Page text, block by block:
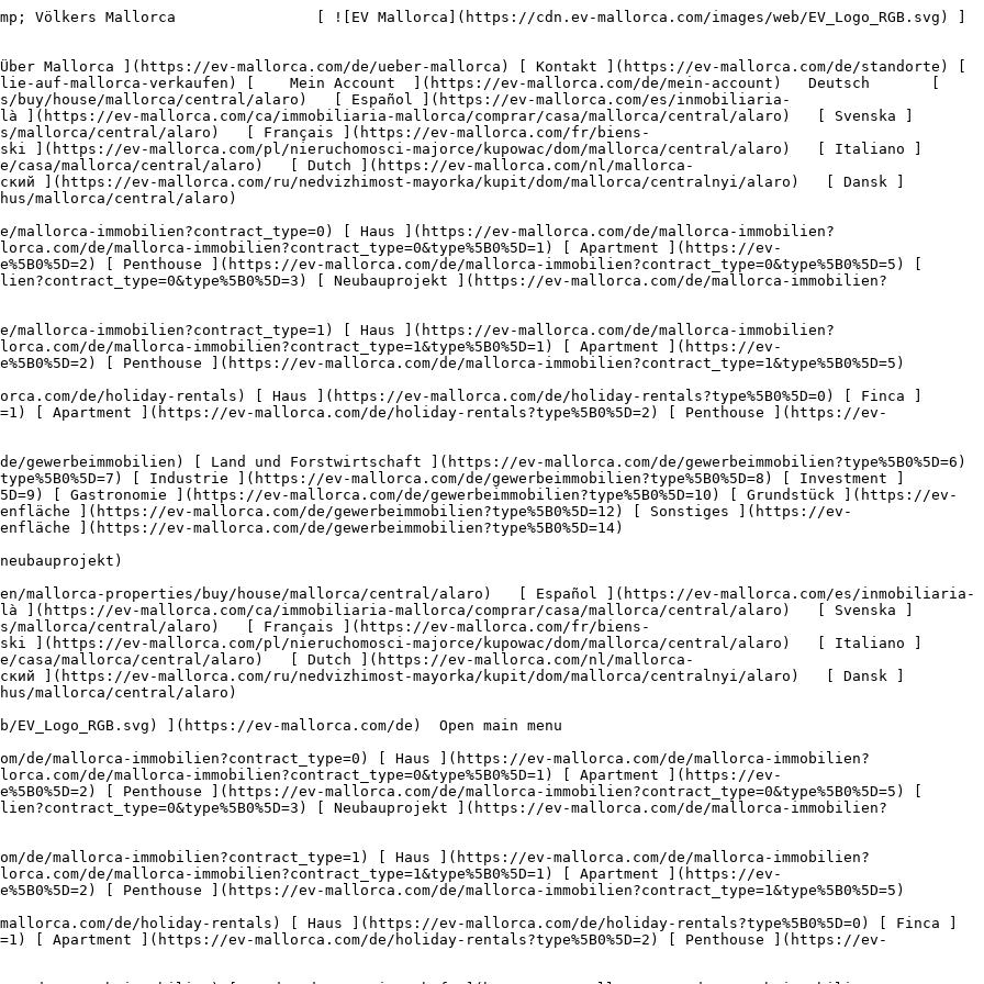
de/gewerbeimmobilien?type%5B0%5D=11) [ Ladenfläche ](https://ev-mallorca.com/de/gewerbeimmobilien?type%5B0%5D=12) [ Sonstiges ](https://ev-mallorca.com/de/gewerbeimmobilien?type%5B0%5D=13) [ Ladenfläche ](https://ev-mallorca.com/de/gewerbeimmobilien?type%5B0%5D=14) 

 [ Neubauprojekt ](https://ev-mallorca.com/de/mallorca-neubauprojekt) 

     Deutsch       [ English ](https://ev-mallorca.com/en/mallorca-properties/buy/house/mallorca/central/alaro)   [ Español ](https://ev-mallorca.com/es/inmobiliaria-mallorca/comprar/casa/mallorca/central/alaro)    [ Català ](https://ev-mallorca.com/ca/immobiliaria-mallorca/comprar/casa/mallorca/central/alaro)   [ Svenska ](https://ev-mallorca.com/sv/mallorca-fastigheter/kop/hus/mallorca/central/alaro)   [ Français ](https://ev-mallorca.com/fr/biens-majorque/acheter/maison/mallorca/central/alaro)   [ Polski ](https://ev-mallorca.com/pl/nieruchomosci-majorce/kupowac/dom/mallorca/central/alaro)   [ Italiano ](https://ev-mallorca.com/it/immobiliare-maiorca/comprare/casa/mallorca/central/alaro)   [ Dutch ](https://ev-mallorca.com/nl/mallorca-eigendommen/kopen/huis/mallorca/centraal/alaro)   [ Русский ](https://ev-mallorca.com/ru/nedvizhimost-mayorka/kupit/dom/mallorca/centralnyi/alaro)   [ Dansk ](https://ev-mallorca.com/da/mallorca-ejendom/k%C3%B8be/hus/mallorca/central/alaro)   

 [ ![EV Mallorca](https://cdn.ev-mallorca.com/images/web/EV_Logo_RGB.svg) ](https://ev-mallorca.com/de)  Open main menu    

   Kaufen     [ Alle Immobilien ](https://ev-mallorca.com/de/mallorca-immobilien?contract_type=0) [ Haus ](https://ev-mallorca.com/de/mallorca-immobilien?contract_type=0&type%5B0%5D=0) [ Finca ](https://ev-mallorca.com/de/mallorca-immobilien?contract_type=0&type%5B0%5D=1) [ Apartment ](https://ev-mallorca.com/de/mallorca-immobilien?contract_type=0&type%5B0%5D=2) [ Penthouse ](https://ev-mallorca.com/de/mallorca-immobilien?contract_type=0&type%5B0%5D=5) [ Grundstück ](https://ev-mallorca.com/de/mallorca-immobilien?contract_type=0&type%5B0%5D=3) [ Neubauprojekt ](https://ev-mallorca.com/de/mallorca-immobilien?contract_type=0&type%5B0%5D=development) 

   Mieten     [ Alle Immobilien ](https://ev-mallorca.com/de/mallorca-immobilien?contract_type=1) [ Haus ](https://ev-mallorca.com/de/mallorca-immobilien?contract_type=1&type%5B0%5D=0) [ Finca ](https://ev-mallorca.com/de/mallorca-immobilien?contract_type=1&type%5B0%5D=1) [ Apartment ](https://ev-mallorca.com/de/mallorca-immobilien?contract_type=1&type%5B0%5D=2) [ Penthouse ](https://ev-mallorca.com/de/mallorca-immobilien?contract_type=1&type%5B0%5D=5) 

   Ferienvermietung     [ Alle Immobilien ](https://ev-mallorca.com/de/holiday-rentals) [ Haus ](https://ev-mallorca.com/de/holiday-rentals?type%5B0%5D=0) [ Finca ](https://ev-mallorca.com/de/holiday-rentals?type%5B0%5D=1) [ Apartment ](https://ev-mallorca.com/de/holiday-rentals?type%5B0%5D=2) [ Penthouse ](https://ev-mallorca.com/de/holiday-rentals?type%5B0%5D=5) 

   Gewerbe     [ Alle Immobilien ](https://ev-mallorca.com/de/gewerbeimmobilien) [ Land und Forstwirtschaft ](https://ev-mallorca.com/de/gewerbeimmobilien?type%5B0%5D=6) [ Hotel ](https://ev-mallorca.com/de/gewerbeimmobilien?type%5B0%5D=7) [ Industrie ](https://ev-mallorca.com/de/gewerbeimmobilien?type%5B0%5D=8) [ Investment ](https://ev-mallorca.com/de/gewerbeimmobilien?type%5B0%5D=9) [ Gastronomie ](https://ev-mallorca.com/de/gewerbeimmobilien?type%5B0%5D=10) [ Grundstück ](https://ev-mallorca.com/de/gewerbeimmobilien?type%5B0%5D=11) [ Ladenfläche ](https://ev-mallorca.com/de/gewerbeimmobilien?type%5B0%5D=12) [ Sonstiges ](https://ev-mallorca.com/de/gewerbeimmobilien?type%5B0%5D=13) [ Ladenfläche ](https://ev-mallorca.com/de/gewerbeimmobilien?type%5B0%5D=14) 

 [ Neubauprojekt ](https://ev-mallorca.com/de/mallorca-neubauprojekt) 

 [ Über uns ](https://ev-mallorca.com/de/ueber-uns) 

 [ Über Mallorca ](https://ev-mallorca.com/de/ueber-mallorca) 

 [ Immobilie verkaufen ](https://ev-mallorca.com/de/immobilie-auf-mallorca-verkaufen) 

 [ Kontakt ](https://ev-mallorca.com/de/standorte) 

   [ Mein Account ](https://ev-mallorca.com/de/mein-account) 

 [   Call Us on +34 971 01 63 55   ](tel:+34971016355) 

  1. [ Immobilien Mallorca ](https://ev-mallorca.com/de/mallorca-immobilien/kauf/alle/mallorca)
2. / [ Häuser auf Mallorca ](https://ev-mallorca.com/de/mallorca-immobilien/kauf/haus/mallorca)
 3. / [ Häuser auf Mallorca Inselmitte ](https://ev-mallorca.com/de/mallorca-immobilien/kauf/haus/mallorca/inselmitte)
  4. / [ Häuser auf Alaró ](https://ev-mallorca.com/de/mallorca-immobilien/kauf/haus/mallorca/inselmitte/alaro)

  Häuser kaufen in Alaró - Mallorca Inselmitte (17) 
===================================================

 Gerne präsentieren wir Ihnen eine erlesene Auswahl an Häuser zum Kauf aus Alaró - Mallorca Inselmitte. Klicken Sie bitte auf "Mehr Ergebnisse", um unser gesamtes Portfolio zu sehen.

    [  Neu 

        ![Ruhig gelegenes Stadthaus mit Pool und Parkplatz in Alaró](https://cdn.ev-mallorca.com/images/properties/a24dd7dc-5d60-4c2d-8211-89e4858ef682/2c413ed1-b91c-4c4e-bb24-1423a30e53e8.jpg?width=796&height=500&crop=true&crop_gravity=northwest&format=webp&quality=80)    

 Ruhig gelegenes Stadthaus mit Pool und Parkplatz in Alaró

 Spanien, Mallorca, Inselmitte, Alaró

   ![Schlafzimmer](https://cdn.ev-mallorca.com/images/web/bedroomIcon.svg)  4  

   ![Badezimmer](https://cdn.ev-mallorca.com/images/web/bathroomIcon.svg)  4  

   ![Gesamtfläche](https://cdn.ev-mallorca.com/images/web/livingSpaceIcon.svg)  182 ㎡  

   ![Grundstück](https://cdn.ev-mallorca.com/images/web/propertyAreaIcon.svg)  224 ㎡  

Preis

 1.295.000 EUR

 ](https://ev-mallorca.com/de/mallorca-immobilie/ruhig-gelegenes-stadthaus-mit-pool-und-parkplatz-in-alaro-W-047YF9)  [         ![Ein legendäres Refugium aus dem 16. Jahrhundert – meisterhaft restauriert von Antonio Obrador](https://cdn.ev-mallorca.com/images/properties/18cba81f-5c8c-4f09-8cda-c18e00ad93f6/60751659-5739-4002-895e-74db07c96c10.jpg?width=796&height=500&crop=true&crop_gravity=northwest&format=webp&quality=80)    

 Ein legendäres Refugium aus dem 16. Jahrhundert – meisterhaft restauriert von Antonio Obrador

 Spanien, Mallorca, Inselmitte, Alaró

   ![Schlafzimmer](https://cdn.ev-mallorca.com/images/web/bedroomIcon.svg)  8  

   ![Badezimmer](https://cdn.ev-mallorca.com/images/web/bathroomIcon.svg)  7  

   ![Gesamtfläche](https://cdn.ev-mallorca.com/images/web/livingSpaceIcon.svg)  1.223 ㎡  

   ![Grundstück](https://cdn.ev-mallorca.com/images/web/propertyAre